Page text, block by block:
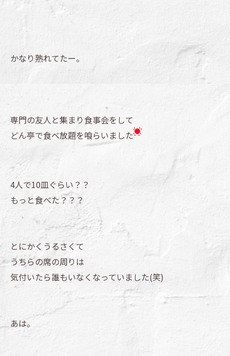
かなり熟れてたー。
専門の友人と集まり食事会をして
どん亭で食べ放題を喰らいました
4人で10皿ぐらい？？
もっと食べた？？？
とにかくうるさくて
うちらの席の周りは
気付いたら誰もいなくなっていました(笑)
あは。